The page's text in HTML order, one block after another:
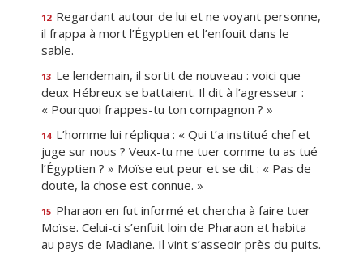
12 Regardant autour de lui et ne voyant personne,
il frappa à mort l’Égyptien et l’enfouit dans le
sable.
13 Le lendemain, il sortit de nouveau : voici que
deux Hébreux se battaient. Il dit à l’agresseur :
« Pourquoi frappes-tu ton compagnon ? »
14 L’homme lui répliqua : « Qui t’a institué chef et
juge sur nous ? Veux-tu me tuer comme tu as tué
l’Égyptien ? » Moïse eut peur et se dit : « Pas de
doute, la chose est connue. »
15 Pharaon en fut informé et chercha à faire tuer
Moïse. Celui-ci s’enfuit loin de Pharaon et habita
au pays de Madiane. Il vint s’asseoir près du puits.